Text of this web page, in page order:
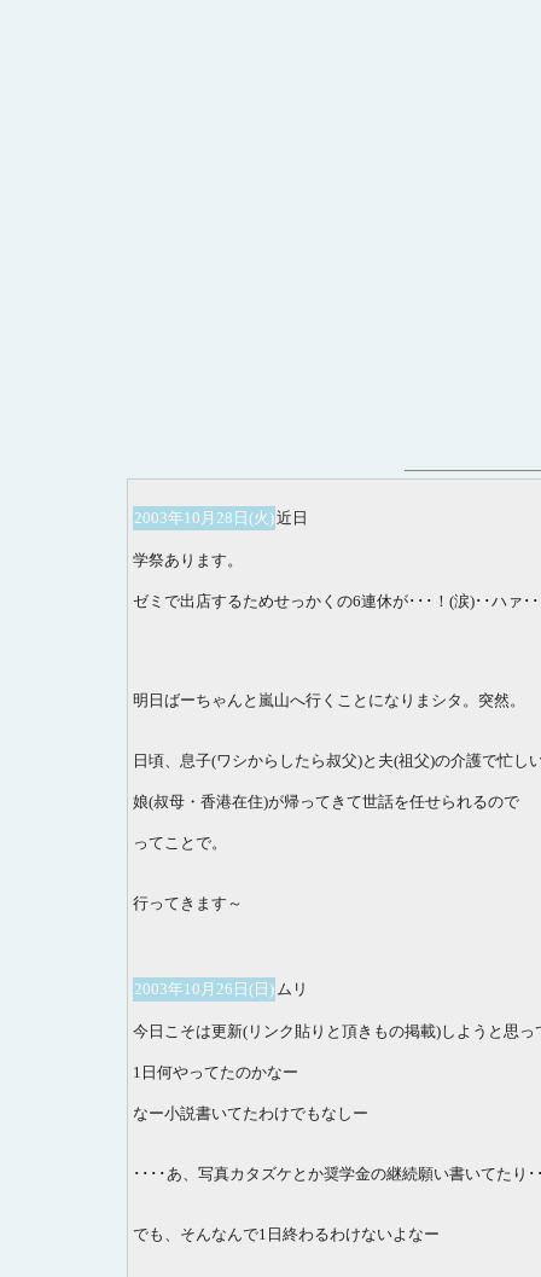
2003年10月28日(火)近日
学祭あります。
ゼミで出店するためせっかくの6連休が･･･！(涙)･･ハァ･
明日ばーちゃんと嵐山へ行くことになりまシタ。突然。
日頃、息子(ワシからしたら叔父)と夫(祖父)の介護で忙し
娘(叔母・香港在住)が帰ってきて世話を任せられるので
ってことで。
行ってきます～
2003年10月26日(日) ムリ
今日こそは更新(リンク貼りと頂きもの掲載)しようと思っ
1日何やってたのかなー
なー小説書いてたわけでもなしー
････あ、写真カタズケとか奨学金の継続願い書いてたり･
でも、そんなんで1日終わるわけないよなー